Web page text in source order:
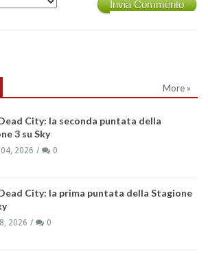
Invia Commento
More »
City: la seconda puntata della
3 su Sky
2026 0
City: la prima puntata della Stagione
2026 0